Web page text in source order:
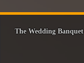
The Wedding Banquet